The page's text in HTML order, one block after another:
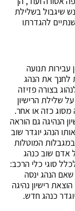
שיגבול בשלילת
להגדרתו
עבירות תנועה
לחנך את הנהג
בצורה פזיזה
שלילת הרישיון
כזה או אחר.
הנהיגה גם הוראה
הנהג יוגדר שוב
המוטלות
אדם שוב כנהג
סוגי כלי הרכב:
הנהג ינסה
רישיון נהיגה
כנהג חדש.